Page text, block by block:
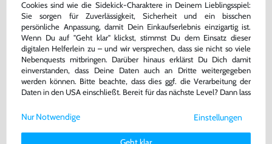
Castle of Illusion starring Mickey
Mouse
16,99 €
Columns
5,00 €
jetzt 4,50 €
Cookies sind wie die Sidekick-Charaktere in Deinem Lieblingsspiel:
Sie sorgen für Zuverlässigkeit, Sicherheit und ein bisschen
persönliche Anpassung, damit Dein Einkaufserlebnis einzigartig ist.
Wenn Du auf "Geht klar" klickst, stimmst Du dem Einsatz dieser
digitalen Helferlein zu – und wir versprechen, dass sie nicht so viele
Nebenquests mitbringen. Darüber hinaus erklärst Du Dich damit
einverstanden, dass Deine Daten auch an Dritte weitergegeben
werden können. Bitte beachte, dass dies ggf. die Verarbeitung der
Daten in den USA einschließt. Bereit für das nächste Level? Dann lass
Weitere Informationen zu den von uns verwendeten Cookies und
Deinen Rechten als Nutzer findest Du in unsererDaten­schutz­
Einstellungen
Nur Notwendige